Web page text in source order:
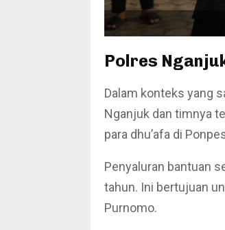
Polres
Dalam konteks yang
Nganjuk dan timnya
para dhu’afa di
Penyaluran bantuan
tahun. Ini bertujuan
Purnomo.